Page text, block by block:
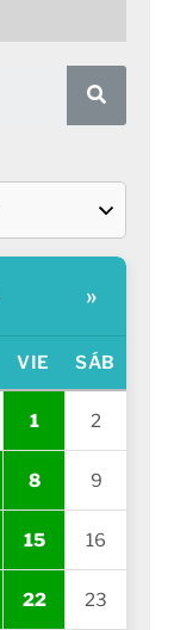
»
VIE SÁB
1 2
8 9
15 16
22 23